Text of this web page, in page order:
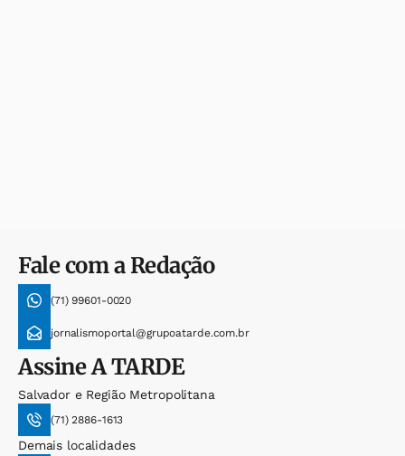
Fale com a Redação
(71) 99601-0020
jornalismoportal@grupoatarde.com.br
AssineA TARDE
Salvador e Região Metropolitana
(71) 2886-1613
Demais localidades